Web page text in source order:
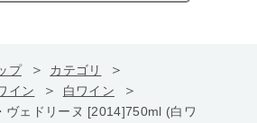
プ
カテゴリ
イン
白ワイン
ヴェドリーヌ [2014]750ml (白ワ